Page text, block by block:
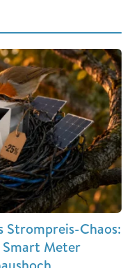
Strompreis-Chaos:
Meter